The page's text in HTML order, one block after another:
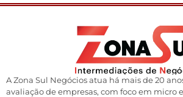
A Zona Sul Negócios atua há mais de 20
avaliação de empresas, com foco em micro